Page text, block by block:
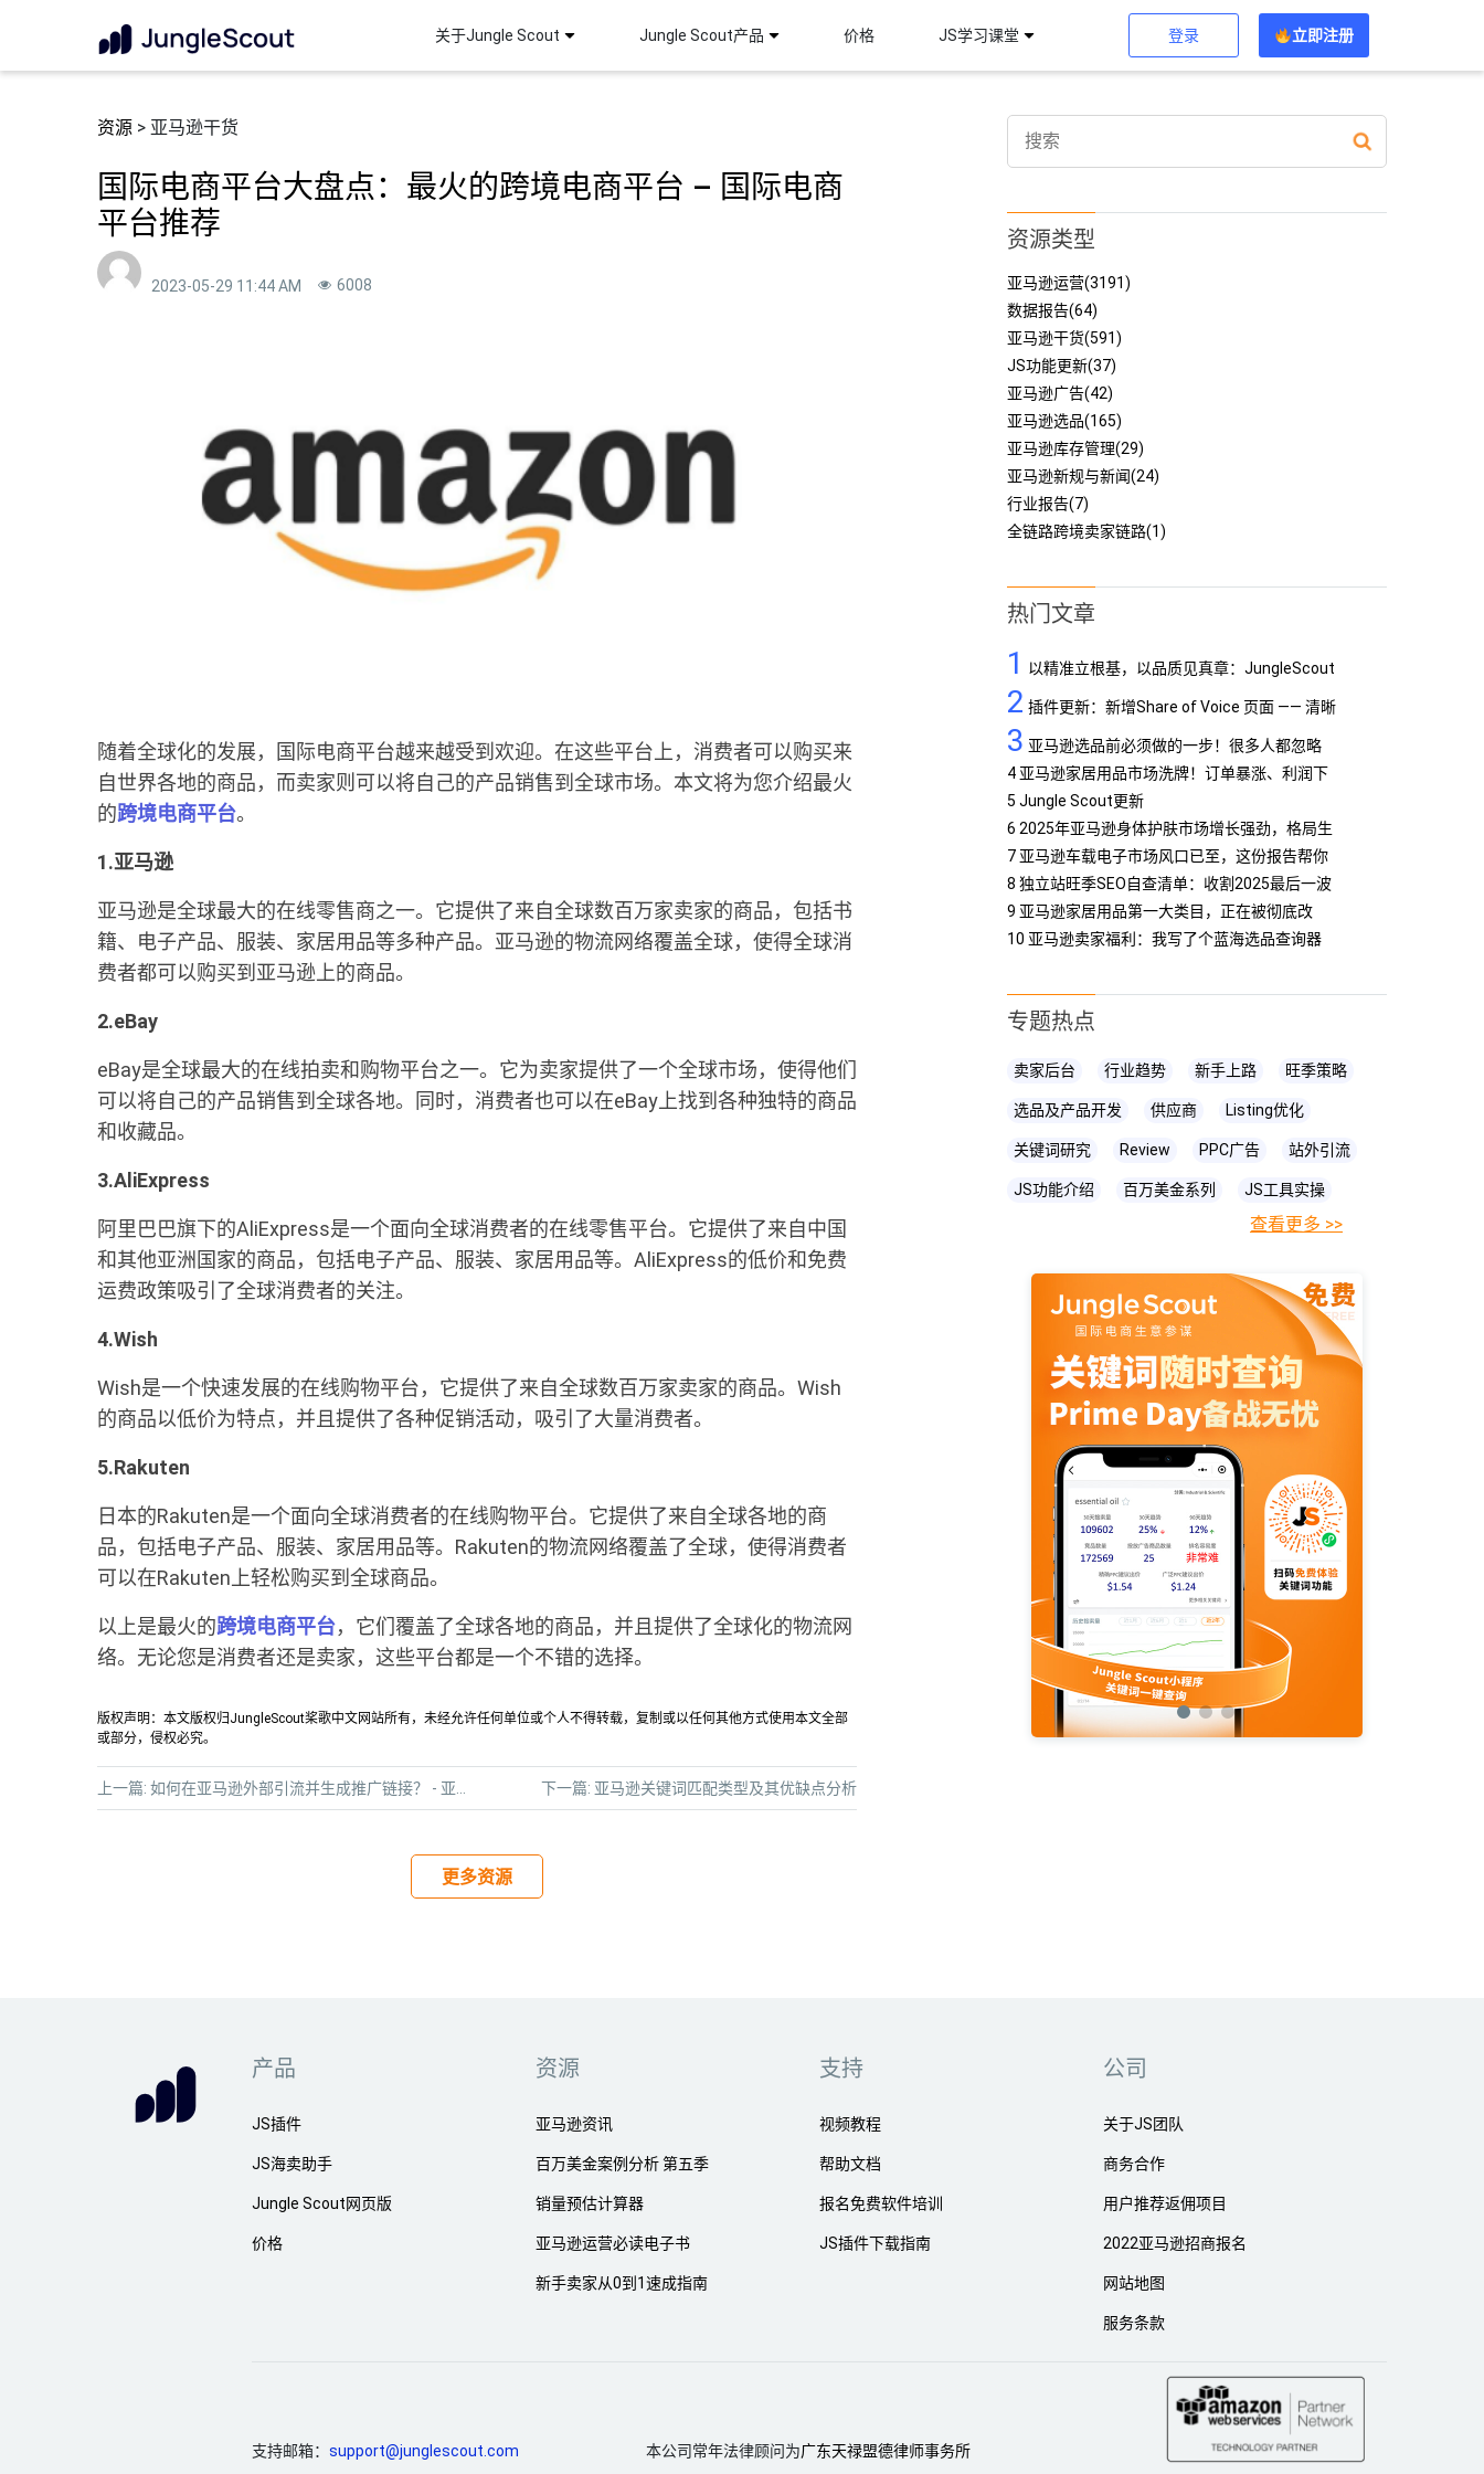
关于Jungle Scout Jungle Scout产品 价格 JS学习课堂 登录 立即注册
资源 > 亚马逊干货
国际电商平台大盘点：最火的跨境电商平台 – 国际电商
平台推荐
2023-05-29 11:44 AM 6008
随着全球化的发展，国际电商平台越来越受到欢迎。在这些平台上，消费者可以购买来
自世界各地的商品，而卖家则可以将自己的产品销售到全球市场。本文将为您介绍最火
的跨境电商平台。
1.亚马逊
亚马逊是全球最大的在线零售商之一。它提供了来自全球数百万家卖家的商品，包括书
籍、电子产品、服装、家居用品等多种产品。亚马逊的物流网络覆盖全球，使得全球消
费者都可以购买到亚马逊上的商品。
2.eBay
eBay是全球最大的在线拍卖和购物平台之一。它为卖家提供了一个全球市场，使得他们
可以将自己的产品销售到全球各地。同时，消费者也可以在eBay上找到各种独特的商品
和收藏品。
3.AliExpress
阿里巴巴旗下的AliExpress是一个面向全球消费者的在线零售平台。它提供了来自中国
和其他亚洲国家的商品，包括电子产品、服装、家居用品等。AliExpress的低价和免费
运费政策吸引了全球消费者的关注。
4.Wish
Wish是一个快速发展的在线购物平台，它提供了来自全球数百万家卖家的商品。Wish
的商品以低价为特点，并且提供了各种促销活动，吸引了大量消费者。
5.Rakuten
日本的Rakuten是一个面向全球消费者的在线购物平台。它提供了来自全球各地的商
品，包括电子产品、服装、家居用品等。Rakuten的物流网络覆盖了全球，使得消费者
可以在Rakuten上轻松购买到全球商品。
以上是最火的跨境电商平台，它们覆盖了全球各地的商品，并且提供了全球化的物流网
络。无论您是消费者还是卖家，这些平台都是一个不错的选择。
版权声明：本文版权归JungleScout桨歌中文网站所有，未经允许任何单位或个人不得转载，复制或以任何其他方式使用本文全部
或部分，侵权必究。
上一篇: 如何在亚马逊外部引流并生成推广链接？ - 亚马逊站外推广指南 下一篇: 亚马逊关键词匹配类型及其优缺点分析
更多资源
资源类型
亚马逊运营(3191)
数据报告(64)
亚马逊干货(591)
JS功能更新(37)
亚马逊广告(42)
亚马逊选品(165)
亚马逊库存管理(29)
亚马逊新规与新闻(24)
行业报告(7)
全链路跨境卖家链路(1)
热门文章
1
以精准立根基，以品质见真章：JungleScout
定义亚马逊工具专业标杆
2 插件更新：新增Share of Voice 页面 —— 清晰
呈现品牌竞争格局
3 亚马逊选品前必须做的一步！很多人都忽略
了…
4 亚马逊家居用品市场洗牌！订单暴涨、利润下
5 Jungle Scout更新
6 2025年亚马逊身体护肤市场增长强劲，格局生
7 亚马逊车载电子市场风口已至，这份报告帮你
抢占先机
8 独立站旺季SEO自查清单：收割2025最后一波
9 亚马逊家居用品第一大类目，正在被彻底改
10 亚马逊卖家福利：我写了个蓝海选品查询器
专题热点
卖家后台 行业趋势 新手上路 旺季策略
选品及产品开发 供应商 Listing优化
关键词研究 Review PPC广告 站外引流
JS功能介绍 百万美金系列 JS工具实操
亚马逊直播
亚马逊政策 cpc广告 亚马逊物流
亚马逊变体 亚马逊主图 亚马逊账号
亚马逊流量 亚马逊库存 亚马逊跟卖
亚马逊运营 亚马逊购物车 亚马逊listing
亚马逊活动 亚马逊开店 亚马逊瑞典站
亚马逊品牌备案 亚马逊运营直播
亚马逊官方直播 亚马逊选品直播
亚马逊优惠券 亚马逊ASIN listing优化
亚马逊主题 差评 亚马逊排名 关键词
listing 爆款最新 引流
查看更多 >>
产品
JS插件
JS海卖助手
Jungle Scout网页版
价格
资源
亚马逊资讯
百万美金案例分析 第五季
销量预估计算器
亚马逊运营必读电子书
新手卖家从0到1速成指南
支持
视频教程
帮助文档
报名免费软件培训
JS插件下载指南
公司
关于JS团队
商务合作
用户推荐返佣项目
2022亚马逊招商报名
网站地图
服务条款
支持邮箱： support@junglescout.com 本公司常年法律顾问为广东天禄盟德律师事务所